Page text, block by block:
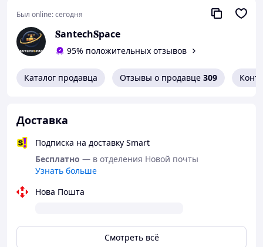
Был online:сегодня
𝐒antech𝐒pace
95% положительных отзывов
Каталог продавца Отзывы о продавце 309
Доставка
Подписка на доставку Smart
Бесплатно — в отделения Новой почты
Узнать больше
Нова Пошта
Смотреть всё